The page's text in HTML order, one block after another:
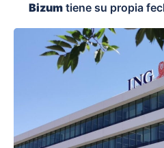
Bizum tiene su propia